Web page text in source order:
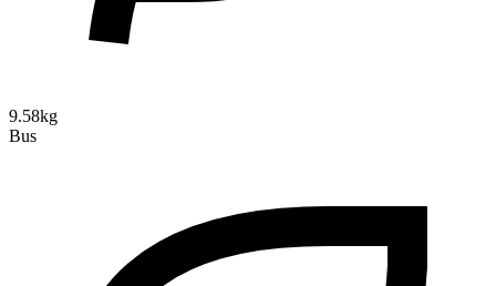
9.58kg
Bus